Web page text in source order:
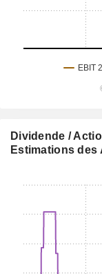
Dividende /
Estimations des